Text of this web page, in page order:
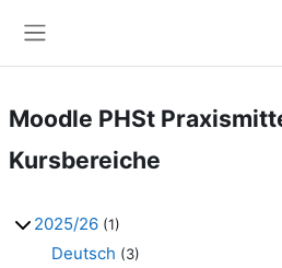
Moodle PHSt
Kursbereiche
2025/26 (1)
Deutsch (3)